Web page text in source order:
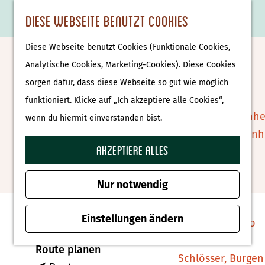
Diese Webseite benutzt Cookies
Diese Webseite benutzt Cookies (Funktionale Cookies,
Analytische Cookies, Marketing-Cookies). Diese Cookies
sorgen dafür, dass diese Webseite so gut wie möglich
funktioniert. Klicke auf „Ich akzeptiere alle Cookies“,
wenn du hiermit einverstanden bist.
Akzeptiere alles
Nur notwendig
Einstellungen ändern
G
F
v
o
r
i
t
K
r
t
e
S
c
h
e
n
e
n
ü
Attraktionen &
Museen
Museen
Tierparks
Affenpark
Burgers' Zoo
Harderwijk
Wellness
Therme Bussloo
Schlösser, Burgen
c
Geführte Besichtigung des
Klosters: "Kom en Zie"
Kontakt
Gravenallee 30
7591PE Denekamp
Route planenb